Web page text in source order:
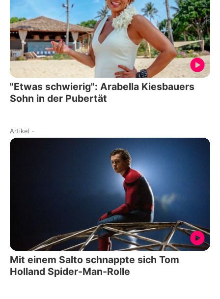
"Etwas schwierig": Arabella Kiesbauers
Sohn in der Pubertät
Artikel -
Mit einem Salto schnappte sich Tom
Holland Spider-Man-Rolle